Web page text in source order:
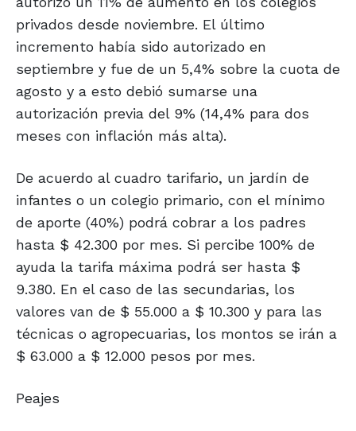
privados desde noviembre. El último
incremento había sido autorizado en
septiembre y fue de un 5,4% sobre la cuota de
agosto y a esto debió sumarse una
autorización previa del 9% (14,4% para dos
meses con inflación más alta).
De acuerdo al cuadro tarifario, un jardín de
infantes o un colegio primario, con el mínimo
de aporte (40%) podrá cobrar a los padres
hasta $ 42.300 por mes. Si percibe 100% de
ayuda la tarifa máxima podrá ser hasta $
9.380. En el caso de las secundarias, los
valores van de $ 55.000 a $ 10.300 y para las
técnicas o agropecuarias, los montos se irán a
$ 63.000 a $ 12.000 pesos por mes.
Peajes